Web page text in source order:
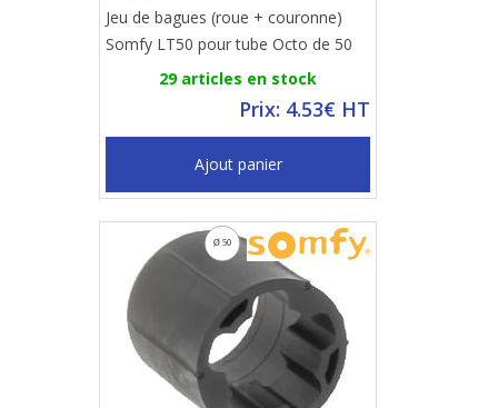
Jeu de bagues (roue + couronne)
Somfy LT50 pour tube Octo de 50
29 articles en stock
Prix: 4.53€ HT
Ajout panier